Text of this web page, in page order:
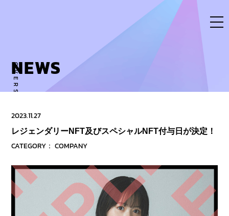
OVERSE ACTIVITY TO NEW DIMENSION
NEWS
2023.11.27
レジェンダリーNFT及びスペシャルNFT付与日が決定！
CATEGORY： COMPANY